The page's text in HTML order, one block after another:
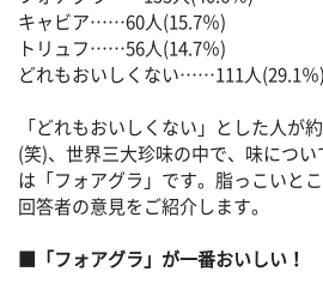
キャビア……60人(15.7％)
トリュフ……56人(14.7％)
どれもおいしくない……111人(29.1％)
「どれもおいしくない」とした人が
(笑)、世界三大珍味の中で、味につ
は「フォアグラ」です。脂っこいと
回答者の意見をご紹介します。
■「フォアグラ」が一番おいしい！